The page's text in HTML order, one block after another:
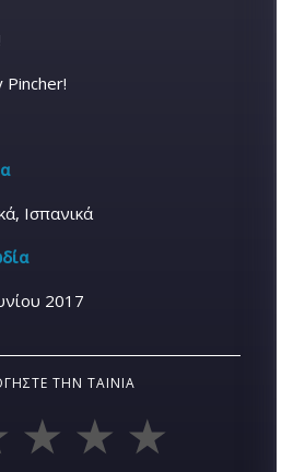
Pincher!
Ισπανικά
2017
ΤΗΝ ΤΑΙΝΊΑ